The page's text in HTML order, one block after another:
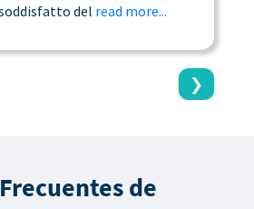
del read more...
❯
de